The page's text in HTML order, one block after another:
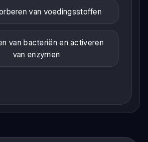
van voedingsstoffen
van bacteriën en activeren
van enzymen